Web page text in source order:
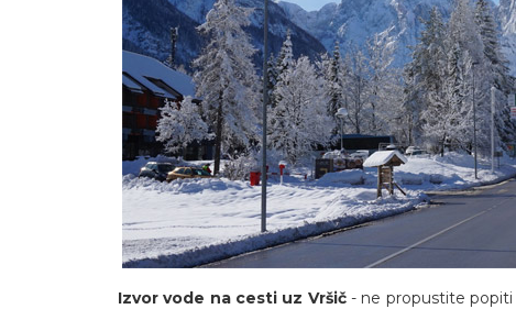
Izvor vode na cesti uz Vršič- ne propustite popiti